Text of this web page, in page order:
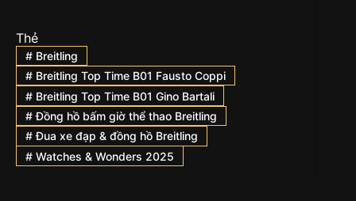
Thẻ
#Breitling
#Breitling Top Time B01 Fausto Coppi
#Breitling Top Time B01 Gino Bartali
#Đồng hồ bấm giờ thể thao Breitling
#Đua xe đạp & đồng hồ Breitling
#Watches & Wonders 2025